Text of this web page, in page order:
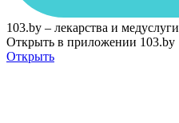
103.by – лекарства и медуслуги
Открыть в приложении 103.by
Открыть